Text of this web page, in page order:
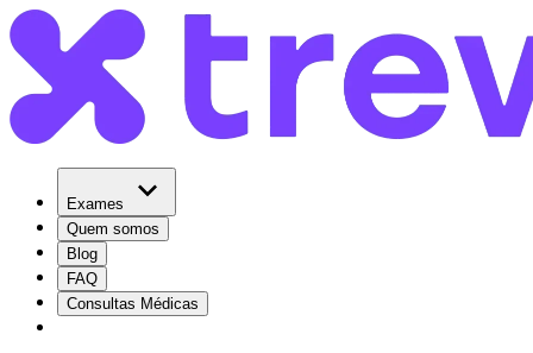
Exames
Quem somos
Blog
FAQ
Consultas Médicas